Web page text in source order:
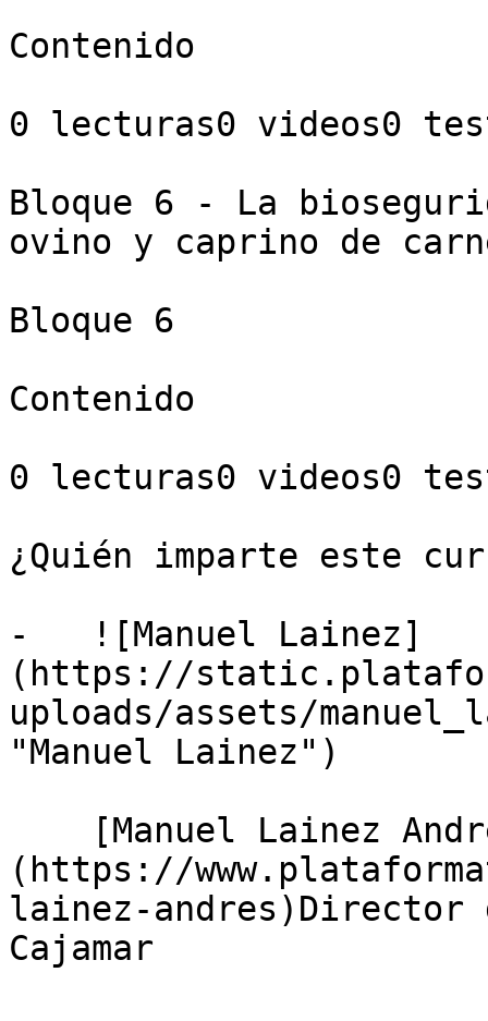
Contenido
0 lecturas0 videos0
Bloque 6 - La
ovino y caprino de
Bloque 6
Contenido
0 lecturas0 videos0
¿Quién imparte este
-   ![Manuel Lainez]
(https://
uploads/assets/
"Manuel Lainez")
(https://
lainez-andres)Director
Cajamar